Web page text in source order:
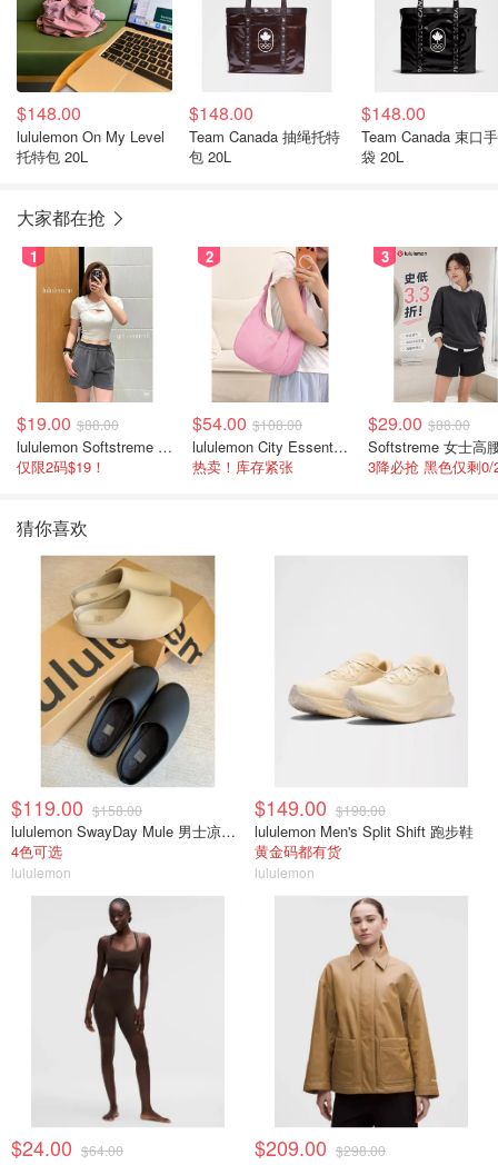
$148.00
lululemon On My Level
托特包 20L
$148.00
Team Canada 抽绳托特
包 20L
$148.00
Team Canada 束口
袋 20L
大家都在抢
1
$19.00 $88.00
lululemon Softstreme 女士高腰短裤 10cm
仅限2码$19！
2
$54.00 $108.00
lululemon City Essentials 肩背包 4L
热卖！库存紧张
3
$29.00 $88.00
猜你喜欢
$119.00 $158.00
lululemon SwayDay Mule 男士凉拖鞋
4色可选
lululemon
$149.00 $198.00
lululemon Men's Split Shift 跑步鞋
黄金码都有货
lululemon
$24.00 $64.00 $209.00 $298.00